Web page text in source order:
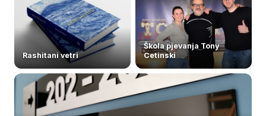
Rashitani vetri
Škola pjevanja Tony
Cetinski